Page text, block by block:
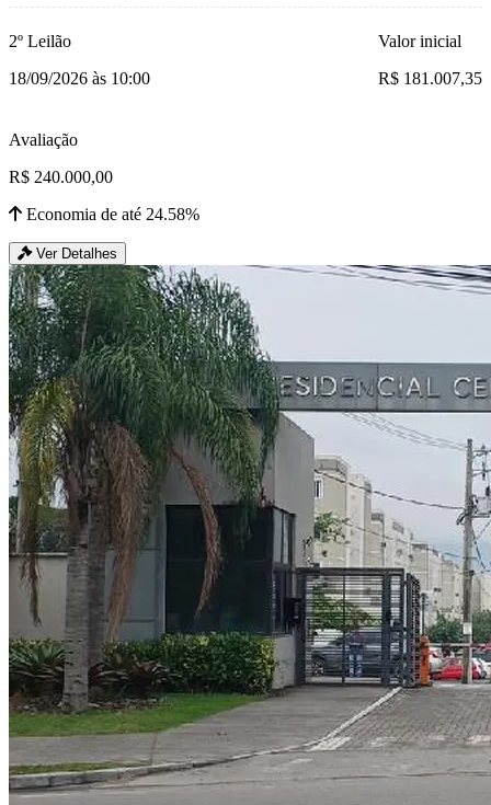
2º Leilão
18/09/2026 às 10:00
Valor inicial
R$ 181.007,35
Avaliação
R$ 240.000,00
Economia de até 24.58%
Ver Detalhes